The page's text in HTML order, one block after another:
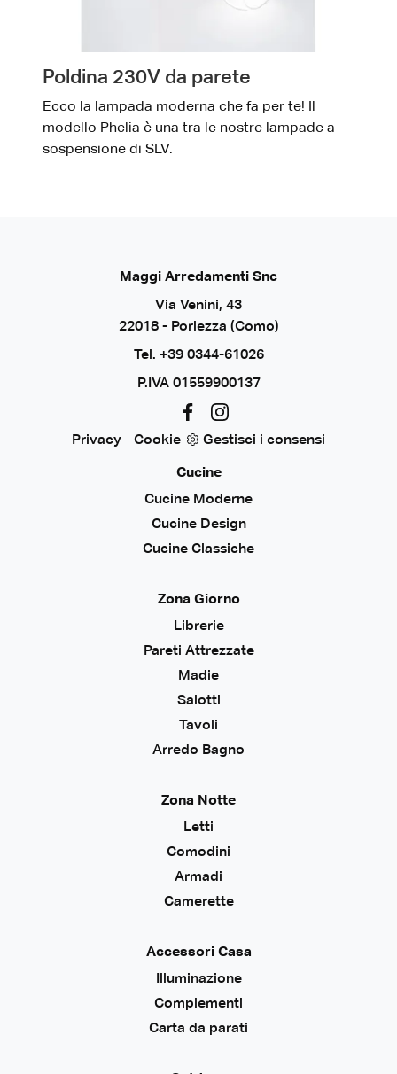
Poldina 230V da parete
Ecco la lampada moderna che fa per te! Il
modello Phelia è una tra le nostre lampade a
sospensione di SLV.
Maggi Arredamenti Snc
Via Venini, 43
22018 - Porlezza (Como)
Tel. +39 0344-61026
P.IVA 01559900137
Privacy - Cookie Gestisci i consensi
Cucine
Cucine Moderne
Cucine Design
Cucine Classiche
Zona Giorno
Librerie
Pareti Attrezzate
Madie
Salotti
Tavoli
Arredo Bagno
Zona Notte
Letti
Comodini
Armadi
Camerette
Accessori Casa
Illuminazione
Complementi
Carta da parati